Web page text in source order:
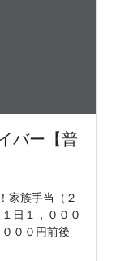
バー【普
家族手当（２
日１，０００
００円前後